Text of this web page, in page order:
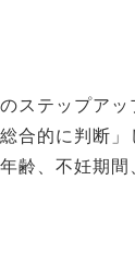
ステップア
合的に判断
齢、不妊期